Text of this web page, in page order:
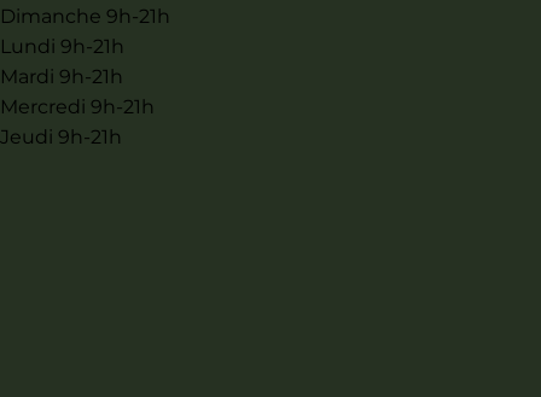
Dimanche 9h-21h
Lundi 9h-21h
Mardi 9h-21h
Mercredi 9h-21h
Jeudi 9h-21h